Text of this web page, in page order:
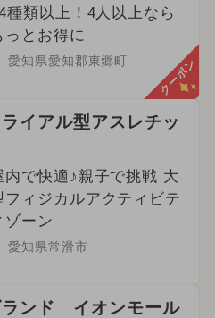
種類以上！4人以上なら
っとお得に
愛知県愛知郡東郷町 クーポン
イアル型アスレチッ
内で快適♪親子で挑戦 大
フィジカルアクティビテ
ゾーン
愛知県常滑市
ランド イオンモール